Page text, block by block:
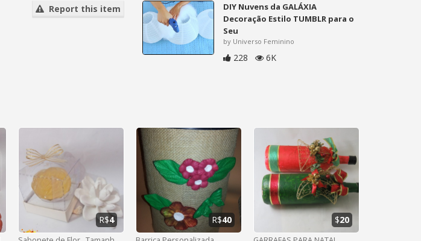
Report this item
DIY Nuvens da GALÁXIA
Decoração Estilo TUMBLR para o
Seu
by Universo Feminino
228 6K
R$4 R$40 $20